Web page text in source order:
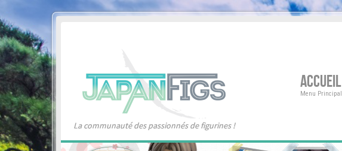
La communauté des passionnés de figurines !
ACCUEIL
Menu Principal